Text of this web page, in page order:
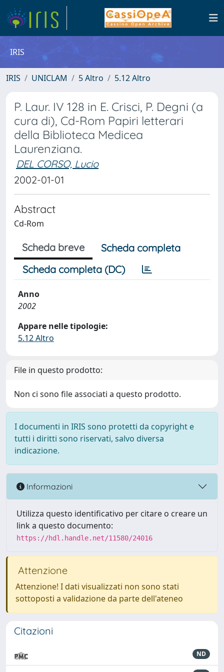
IRIS
IRIS UNICLAM 5 Altro 5.12 Altro
P. Laur. IV 128 in E. Crisci, P. Degni (a
cura di), Cd-Rom Papiri letterari
della Biblioteca Medicea
Laurenziana.
DEL CORSO, Lucio
2002-01-01
Abstract
Cd-Rom
Scheda breve
Scheda completa
Scheda completa (DC)
Anno
2002
Appare nelle tipologie:
5.12 Altro
File in questo prodotto:
Non ci sono file associati a questo prodotto.
I documenti in IRIS sono protetti da copyright e
tutti i diritti sono riservati, salvo diversa
indicazione.
Informazioni
Utilizza questo identificativo per citare o creare un
link a questo documento:
https://hdl.handle.net/11580/24016
Attenzione
Attenzione! I dati visualizzati non sono stati
sottoposti a validazione da parte dell'ateneo
Citazioni
ND